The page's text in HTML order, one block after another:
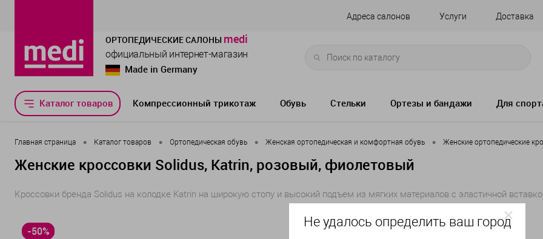
Не удалось определить ваш город
Адреса салонов Услуги Доставка
ОРТОПЕДИЧЕСКИЕ САЛОНЫ medi
официальный интернет-магазин
Made in Germany
Каталог товаров Компрессионный трикотаж Обувь Стельки Ортезы и бандажи Для
Главная страница • Каталог товаров • Ортопедическая обувь • Женская ортопедическая и комфортная обувь • Женские ортопедические
Женские кроссовки Solidus, Katrin, розовый, фиолетовый
Кроссовки бренда Solidus на колодке Katrin на широкую стопу и высокий подъем из мягких материалов с эластичной
-50%